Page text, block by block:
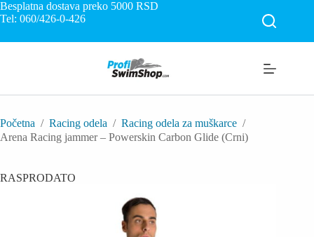
Skip
to
Besplatna dostava preko 5000 RSD
Tel: 060/426-0-426
Početna / Racing odela / Racing odela za muškarce /
Arena Racing jammer – Powerskin Carbon Glide (Crni)
RASPRODATO